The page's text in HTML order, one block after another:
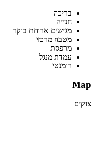
בריכה
חנייה
מגישים ארוחת בוקר
מטבח מרכזי
מרפסת
עמדת מנגל
רומנטי
Map
צוקים